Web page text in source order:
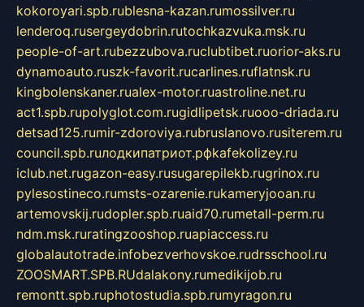
kokoroyari.spb.rublesna-kazan.rumossilver.ru
lenderoq.rusergeydobrin.rutochkazvuka.msk.ru
people-of-art.rubezzubova.ruclubtibet.ruorior-aks.ru
dynamoauto.ruszk-favorit.rucarlines.ruflatnsk.ru
kingbolenskaner.rualex-motor.ruastroline.net.ru
act1.spb.rupolyglot.com.rugidlipetsk.ruooo-driada.ru
detsad125.rumir-zdoroviya.rubruslanovo.rusiterem.ru
council.spb.ruлодкипатриот.рфkafekolizey.ru
iclub.net.rugazon-easy.rusugarepilekb.rugrinox.ru
pylesostineco.rumsts-ozarenie.rukameryjooan.ru
artemovskij.rudopler.spb.ruaid70.rumetall-perm.ru
ndm.msk.ruratingzooshop.ruapiaccess.ru
globalautotrade.infobezverhovskoe.rudrsschool.ru
ZOOSMART.SPB.RUdalakony.rumedikijob.ru
remontt.spb.ruphotostudia.spb.rumyragon.ru